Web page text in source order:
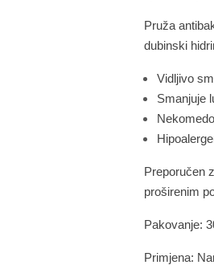
Pruža
dubinski
Vidljivo
Smanjuje
Preporučen
proširenim
Pakovanje:
Primjena: